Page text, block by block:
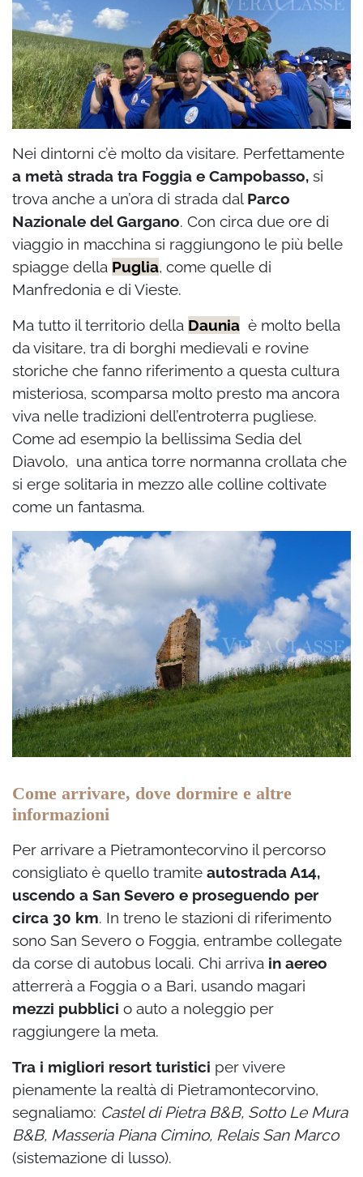
Nei dintorni c’è molto da visitare. Perfettamente
a metà strada tra Foggia e Campobasso, si
trova anche a un’ora di strada dal Parco
Nazionale del Gargano. Con circa due ore di
viaggio in macchina si raggiungono le più belle
spiagge della Puglia, come quelle di
Manfredonia e di Vieste.
Ma tutto il territorio della Daunia è molto bella
da visitare, tra di borghi medievali e rovine
storiche che fanno riferimento a questa cultura
misteriosa, scomparsa molto presto ma ancora
viva nelle tradizioni dell’entroterra pugliese.
Come ad esempio la bellissima Sedia del
Diavolo, una antica torre normanna crollata che
si erge solitaria in mezzo alle colline coltivate
come un fantasma.
Come arrivare, dove dormire e altre
informazioni
Per arrivare a Pietramontecorvino il percorso
consigliato è quello tramite autostrada A14,
uscendo a San Severo e proseguendo per
circa 30 km. In treno le stazioni di riferimento
sono San Severo o Foggia, entrambe collegate
da corse di autobus locali. Chi arriva in aereo
atterrerà a Foggia o a Bari, usando magari
mezzi pubblici o auto a noleggio per
raggiungere la meta.
Tra i migliori resort turistici per vivere
pienamente la realtà di Pietramontecorvino,
segnaliamo: Castel di Pietra B&B, Sotto Le Mura
B&B, Masseria Piana Cimino, Relais San Marco
(sistemazione di lusso).